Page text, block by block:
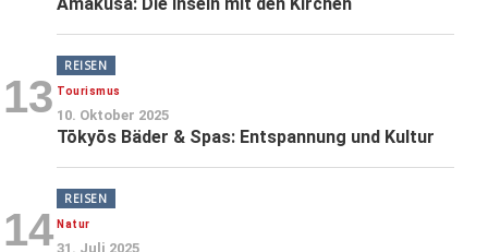
13
REISEN
Tourismus
10. Oktober 2025
Tōkyōs Bäder & Spas: Entspannung und Kultur
14
REISEN
Natur
31. Juli 2025